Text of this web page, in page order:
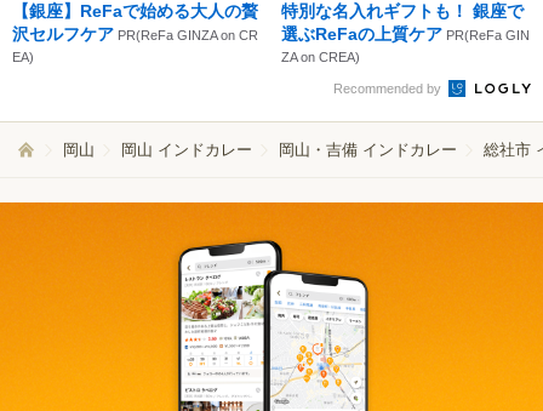
【銀座】ReFaで始める大人の贅
沢セルフケア PR(ReFa GINZA on CR
EA)
特別な名入れギフトも！ 銀座で
選ぶReFaの上質ケア PR(ReFa GIN
ZA on CREA)
Recommended by
岡山 岡山 インドカレー 岡山・吉備 インドカレー 総社市